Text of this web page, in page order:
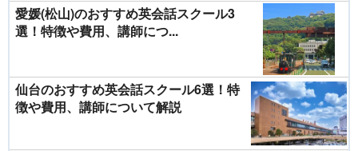
愛媛(松山)のおすすめ英会話スクール3
選！特徴や費用、講師につ...
仙台のおすすめ英会話スクール6選！特
徴や費用、講師について解説